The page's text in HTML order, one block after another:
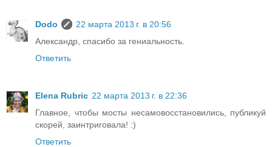
Dodo
22 марта 2013 г. в 20:56
Александр, спасибо за гениальность.
Ответить
Elena Rubric 22 марта 2013 г. в 22:36
Главное, чтобы мосты несамовосстановились, публикуй
скорей, заинтриговала! :)
Ответить